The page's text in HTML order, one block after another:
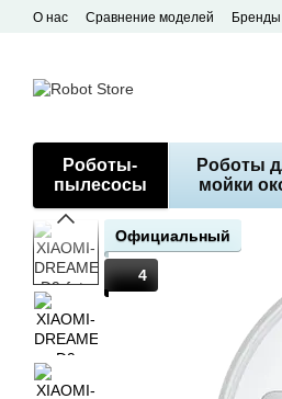
Перейти к основному контенту
О нас Сравнение моделей Бренды
Роботы-
пылесосы
Роботы
мойки
Официальный
4